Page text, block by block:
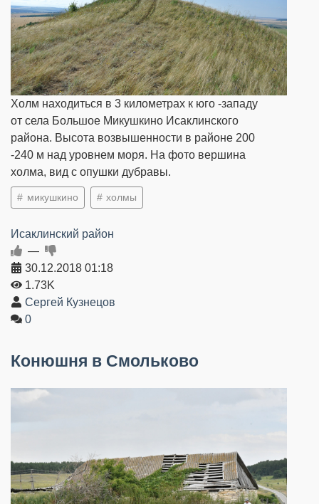
Холм находиться в 3 километрах к юго -западу
от села Большое Микушкино Исаклинского
района. Высота возвышенности в районе 200
-240 м над уровнем моря. На фото вершина
холма, вид с опушки дубравы.
микушкино холмы
Исаклинский район
—
30.12.2018 01:18
1.73K
Сергей Кузнецов
0
Конюшня в Смольково